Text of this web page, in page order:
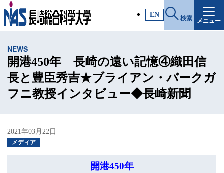
EN 検索 メニュー
施設・アクセス
入試情報
各種証明書
一般・社会人の方
NEWS
開港450年 長崎の遠い記憶④織田信
長と豊臣秀吉★ブライアン・バークガ
フニ教授インタビュー◆長崎新聞
2021年03月22日
メディア
開港450年